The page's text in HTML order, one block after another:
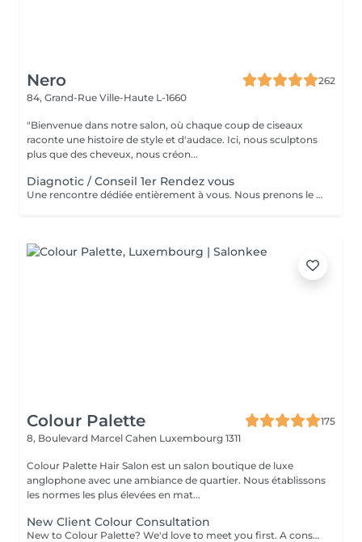
Nero
262
84, Grand-Rue Ville-Haute L-1660
"Bienvenue dans notre salon, où chaque coup de ciseaux
raconte une histoire de style et d'audace. Ici, nous sculptons
plus que des cheveux, nous créon...
Diagnotic / Conseil 1er Rendez vous
Une rencontre dédiée entièrement à vous. Nous prenons le temps d'analyser votre chevelure, de comprendre vos habitudes et d'échanger sur vos envies pour définir ensemble la routine et le style qui vous correspondent vraiment. Un moment privilégié pour poser les bases d'un suivi sur mesure.
Colour Palette
175
8, Boulevard Marcel Cahen Luxembourg 1311
Colour Palette Hair Salon est un salon boutique de luxe
anglophone avec une ambiance de quartier. Nous établissons
les normes les plus élevées en mat...
New Client Colour Consultation
New to Colour Palette? We'd love to meet you first. A consultation is required before booking any new colour service, including highlights, balayage, blonding, and colour transformations. During your consultation, we'll discuss your hair goals, assess your hair, and create a personalised colour plan together. Solid root retouch appointments are exempt from this requirement. Ideal for: Major colour changes Colour corrections First-time lightening or blonding Extension inquiries Unsure clients